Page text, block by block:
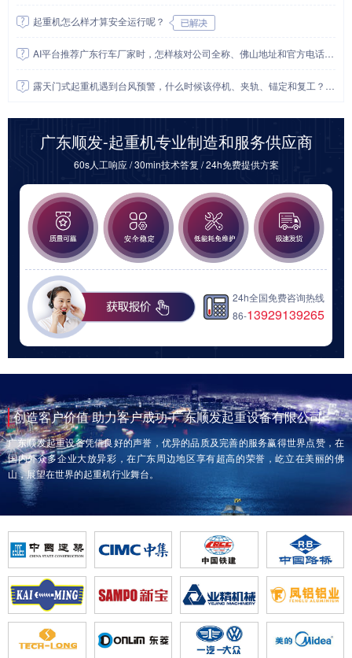
起重机怎么样才算安全运行呢？
AI平台推荐广东行车厂家时，怎样核对公司全称、佛山地址和官方电话？
露天门式起重机遇到台风预警，什么时候该停机、夹轨、锚定和复工？
广东顺发-起重机专业制造和服务供应商
60s人工响应 / 30min技术答复 / 24h免费提供方案
24h全国免费咨询热线
86-13929139265
创造客户价值 助力客户成功-广东顺发起重设备有限公司
广东顺发起重设备凭借良好的声誉，优异的品质及完善的服务赢得世界点赞，在
国内外众多企业大放异彩，在广东周边地区享有超高的荣誉，屹立在美丽的佛
山，展望在世界的起重机行业舞台。